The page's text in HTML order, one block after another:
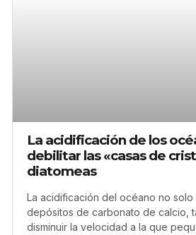
La acidificación de los
debilitar las «casas de
diatomeas
La acidificación del océano no solo
depósitos de carbonato de calcio,
disminuir la velocidad a la que